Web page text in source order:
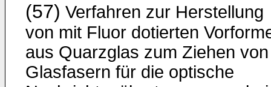
(57) Verfahren zur Herstellung
von mit Fluor dotierten
aus Quarzglas zum Ziehen von
Glasfasern für die optische